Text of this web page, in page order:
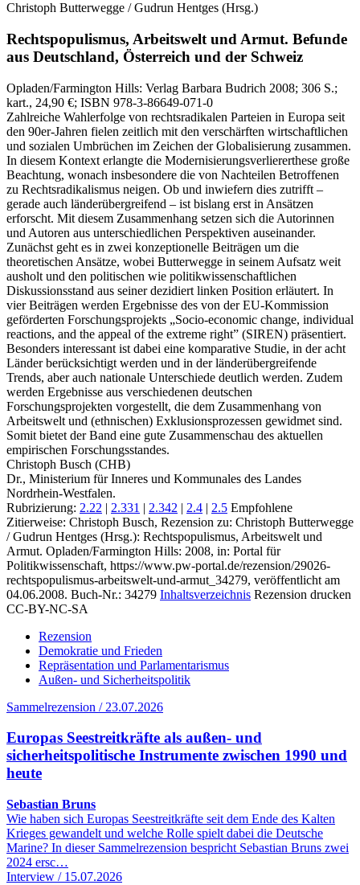
Christoph Butterwegge / Gudrun Hentges (Hrsg.)
Rechtspopulismus, Arbeitswelt und Armut. Befunde
aus Deutschland, Österreich und der Schweiz
Opladen/Farmington Hills: Verlag Barbara Budrich 2008; 306 S.;
kart., 24,90 €; ISBN 978-3-86649-071-0
Zahlreiche Wahlerfolge von rechtsradikalen Parteien in Europa seit
den 90er-Jahren fielen zeitlich mit den verschärften wirtschaftlichen
und sozialen Umbrüchen im Zeichen der Globalisierung zusammen.
In diesem Kontext erlangte die Modernisierungsverliererthese große
Beachtung, wonach insbesondere die von Nachteilen Betroffenen
zu Rechtsradikalismus neigen. Ob und inwiefern dies zutrifft –
gerade auch länderübergreifend – ist bislang erst in Ansätzen
erforscht. Mit diesem Zusammenhang setzen sich die Autorinnen
und Autoren aus unterschiedlichen Perspektiven auseinander.
Zunächst geht es in zwei konzeptionelle Beiträgen um die
theoretischen Ansätze, wobei Butterwegge in seinem Aufsatz weit
ausholt und den politischen wie politikwissenschaftlichen
Diskussionsstand aus seiner dezidiert linken Position erläutert. In
vier Beiträgen werden Ergebnisse des von der EU-Kommission
geförderten Forschungsprojekts „Socio-economic change, individual
reactions, and the appeal of the extreme right” (SIREN) präsentiert.
Besonders interessant ist dabei eine komparative Studie, in der acht
Länder berücksichtigt werden und in der länderübergreifende
Trends, aber auch nationale Unterschiede deutlich werden. Zudem
werden Ergebnisse aus verschiedenen deutschen
Forschungsprojekten vorgestellt, die dem Zusammenhang von
Arbeitswelt und (ethnischen) Exklusionsprozessen gewidmet sind.
Somit bietet der Band eine gute Zusammenschau des aktuellen
empirischen Forschungsstandes.
Christoph Busch (CHB)
Dr., Ministerium für Inneres und Kommunales des Landes
Nordrhein-Westfalen.
Rubrizierung: 2.22 | 2.331 | 2.342 | 2.4 | 2.5 Empfohlene
Zitierweise: Christoph Busch, Rezension zu: Christoph Butterwegge
/ Gudrun Hentges (Hrsg.): Rechtspopulismus, Arbeitswelt und
Armut. Opladen/Farmington Hills: 2008, in: Portal für
Politikwissenschaft, https://www.pw-portal.de/rezension/29026-
rechtspopulismus-arbeitswelt-und-armut_34279, veröffentlicht am
04.06.2008. Buch-Nr.: 34279 Inhaltsverzeichnis Rezension drucken
CC-BY-NC-SA
Rezension
Demokratie und Frieden
Repräsentation und Parlamentarismus
Außen- und Sicherheitspolitik
Sammelrezension / 23.07.2026
Europas Seestreitkräfte als außen- und
sicherheitspolitische Instrumente zwischen 1990 und
heute
Sebastian Bruns
Wie haben sich Europas Seestreitkräfte seit dem Ende des Kalten
Krieges gewandelt und welche Rolle spielt dabei die Deutsche
Marine? In dieser Sammelrezension bespricht Sebastian Bruns zwei
2024 ersc…
Interview / 15.07.2026